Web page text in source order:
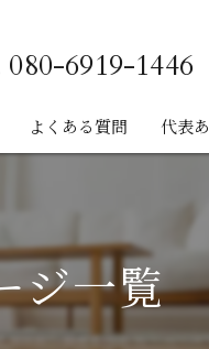
080-6919-1446
よくある質問 代表
ジ一覧